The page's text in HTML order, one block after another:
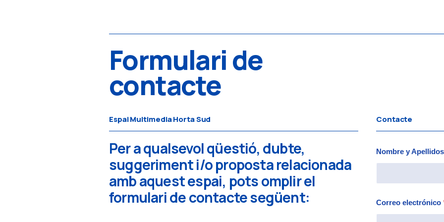
Formulari de
contacte
Espai Multimedia Horta Sud
Per a qualsevol qüestió, dubte,
suggeriment i/o proposta relacionada
amb aquest espai, pots omplir el
formulari de contacte següent:
Contacte
Nombre y Apellidos
Correo electrónico